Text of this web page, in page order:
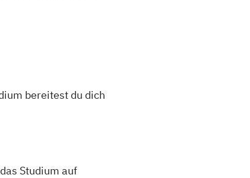
bereitest du dich
Studium auf